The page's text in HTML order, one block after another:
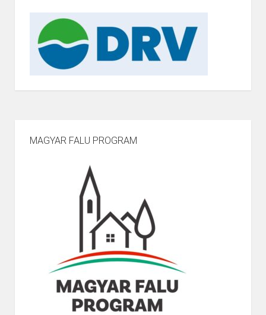
MAGYAR FALU PROGRAM